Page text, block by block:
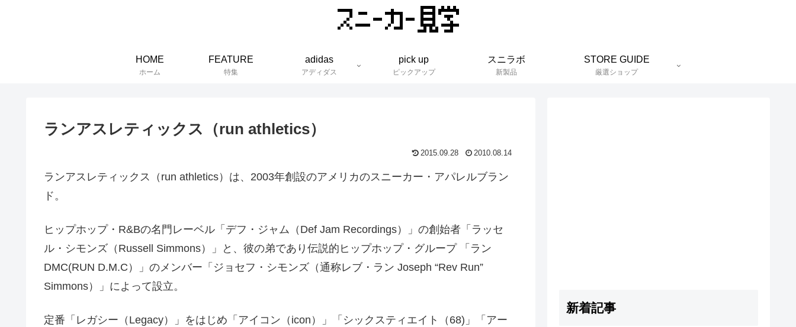
HOME
ホーム
FEATURE
特集
adidas
アディダス
pick up
ピックアップ
スニラボ
新製品
STORE GUIDE
厳選ショップ
ランアスレティックス（run athletics）
2015.09.28 2010.08.14
ランアスレティックス（run athletics）は、2003年創設のアメリカのスニーカー・アパレルブラン
ド。
ヒップホップ・R&Bの名門レーベル「デフ・ジャム（Def Jam Recordings）」の創始者「ラッセ
ル・シモンズ（Russell Simmons）」と、彼の弟であり伝説的ヒップホップ・グループ 「ラン
DMC(RUN D.M.C）」のメンバー「ジョセフ・シモンズ（通称レブ・ラン Joseph “Rev Run”
Simmons）」によって設立。
定番「レガシー（Legacy）」をはじめ「アイコン（icon）」「シックスティエイト（68)」「アー
新着記事